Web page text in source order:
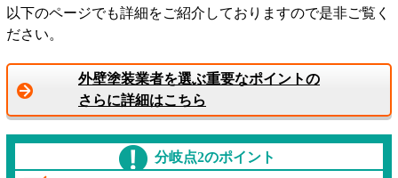
以下のページでも詳細をご紹介しておりますので是非ご覧く
ださい。
外壁塗装業者を選ぶ重要なポイントの
さらに詳細はこちら
分岐点2のポイント